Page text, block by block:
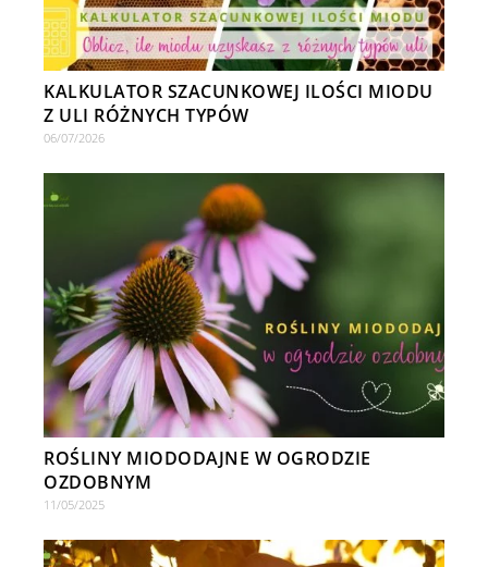
KALKULATOR SZACUNKOWEJ ILOŚCI MIODU
Z ULI RÓŻNYCH TYPÓW
06/07/2026
ROŚLINY MIODODAJNE W OGRODZIE
OZDOBNYM
11/05/2025